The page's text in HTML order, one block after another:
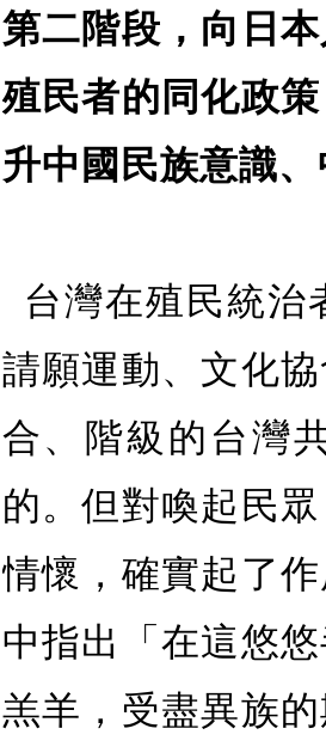
第二階段，向日
殖民者的同化政
升中國民族意識
台灣在殖民統
請願運動、文化
合、階級的台灣
的。但對喚起民
情懷，確實起了
中指出「在這悠
羔羊，受盡異族